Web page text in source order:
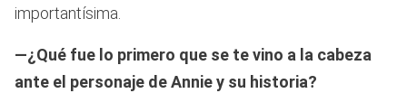
importantísima.
—¿Qué fue lo primero que se te vino a la cabeza
ante el personaje de Annie y su historia?